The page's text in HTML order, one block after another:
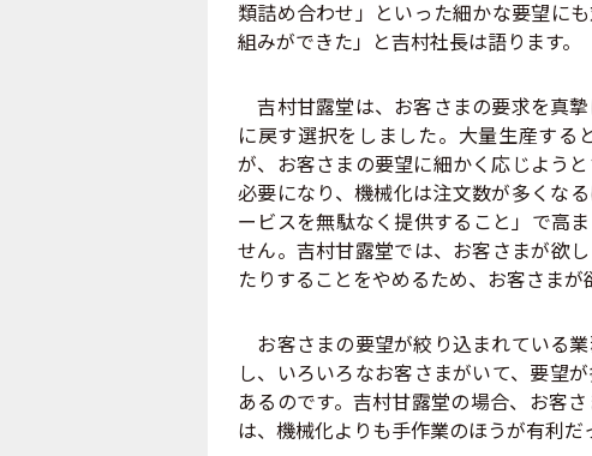
類詰め合わせ」といった細かな要望に
組みができた」と吉村社長は語ります。
吉村甘露堂は、お客さまの要求を真
に戻す選択をしました。大量生産する
が、お客さまの要望に細かく応じよう
必要になり、機械化は注文数が多くな
ービスを無駄なく提供すること」で高
せん。吉村甘露堂では、お客さまが欲
たりすることをやめるため、お客さまが
お客さまの要望が絞り込まれている
し、いろいろなお客さまがいて、要望
あるのです。吉村甘露堂の場合、お客
は、機械化よりも手作業のほうが有利だ